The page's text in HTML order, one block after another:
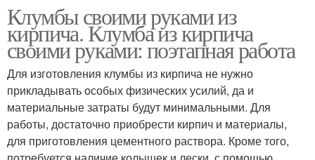
Клумбы своими руками из
кирпича. Клумба из кирпича
своими руками: поэтапная работа
Для изготовления клумбы из кирпича не нужно
прикладывать особых физических усилий, да и
материальные затраты будут минимальными. Для
работы, достаточно приобрести кирпич и материалы,
для приготовления цементного раствора. Кроме того,